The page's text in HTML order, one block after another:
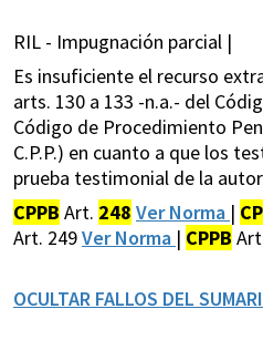
RIL - Impugnación parcial |
Es insuficiente el recurso
arts. 130 a 133 -n.a.- del
Código de Procedimiento
C.P.P.) en cuanto a que los
prueba testimonial de la
CPPB Art. 248 Ver Norma |
Art. 249Ver Norma | CPPB
OCULTAR FALLOS DEL